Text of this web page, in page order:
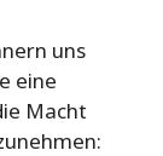
uns
eine
Macht